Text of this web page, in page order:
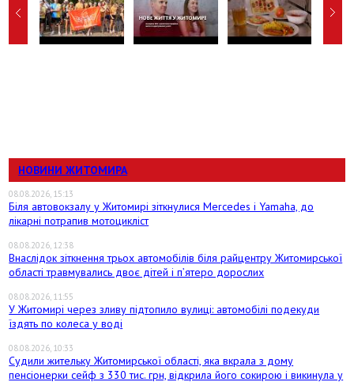
НОВИНИ ЖИТОМИРА
08.08.2026, 15:13
Біля автовокзалу у Житомирі зіткнулися Mercedes і Yamaha, до
лікарні потрапив мотоцикліст
08.08.2026, 12:38
Внаслідок зіткнення трьох автомобілів біля райцентру Житомирської
області травмувались двоє дітей і пʼятеро дорослих
08.08.2026, 11:55
У Житомирі через зливу підтопило вулиці: автомобілі подекуди
їздять по колеса у воді
08.08.2026, 10:33
Судили жительку Житомирської області, яка вкрала з дому
пенсіонерки сейф з 330 тис. грн, відкрила його сокирою і викинула у